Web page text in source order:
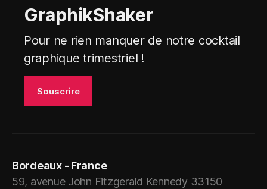
GraphikShaker
Pour ne rien manquer de notre cocktail
graphique trimestriel !
Bordeaux - France
59, avenue John Fitzgerald Kennedy 33150